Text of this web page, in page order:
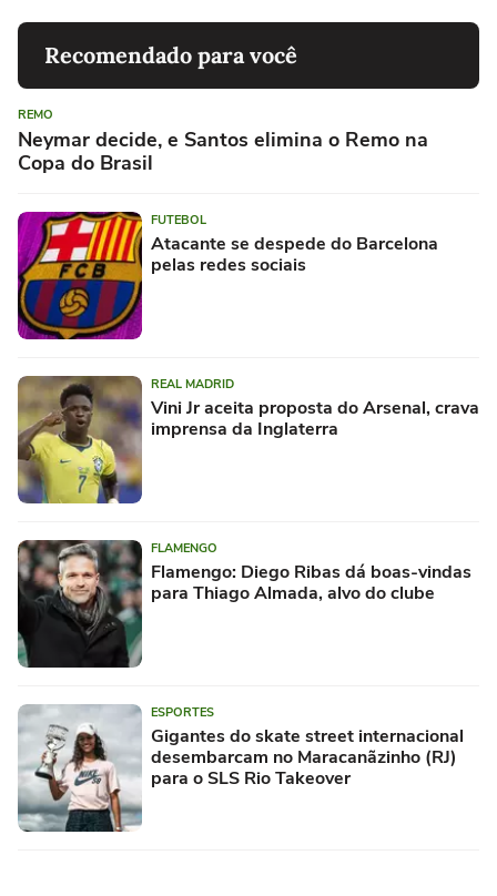
Recomendado para você
REMO
Neymar decide, e Santos elimina o Remo na
Copa do Brasil
FUTEBOL
Atacante se despede do Barcelona
pelas redes sociais
REAL MADRID
Vini Jr aceita proposta do Arsenal, crava
imprensa da Inglaterra
FLAMENGO
Flamengo: Diego Ribas dá boas-vindas
para Thiago Almada, alvo do clube
ESPORTES
Gigantes do skate street internacional
desembarcam no Maracanãzinho (RJ)
para o SLS Rio Takeover